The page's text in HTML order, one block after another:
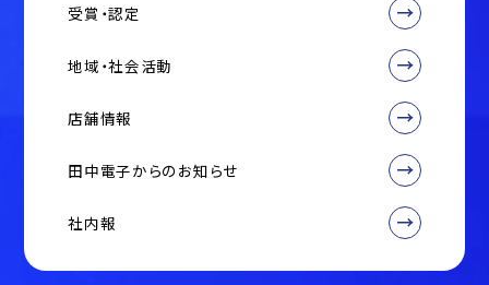
受賞・認定
地域・社会活動
店舗情報
田中電子からのお知らせ
社内報